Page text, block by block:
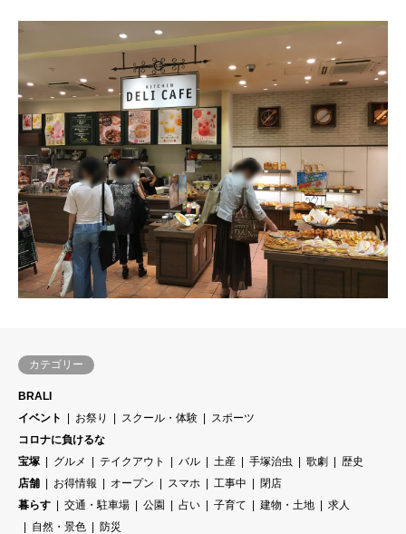
カテゴリー
BRALI
イベント
お祭り スクール・体験
スポーツ
コロナに負けるな
宝塚
グルメ テイクアウト バル 土産 手塚治虫 歌劇
歴史
店舗
お得情報 オープン スマホ 工事中
閉店
暮らす
交通・駐車場 公園 占い 子育て 建物・土地
求人
自然・景色
防災